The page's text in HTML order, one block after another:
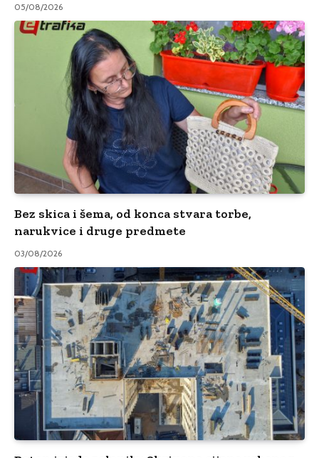
05/08/2026
Bez skica i šema, od konca stvara torbe,
narukvice i druge predmete
03/08/2026